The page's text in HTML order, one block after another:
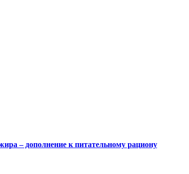
– дополнение к питательному рациону